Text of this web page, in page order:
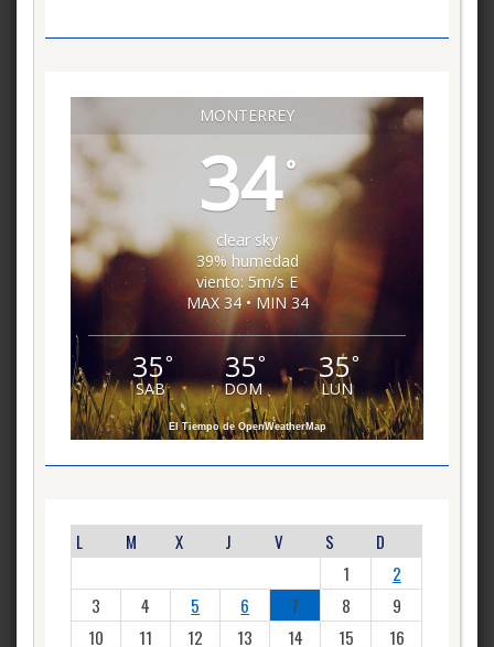
MONTERREY
34°
clear sky
39% humedad
viento: 5m/s E
MAX 34 • MIN 34
35°
SAB
35°
DOM
35°
LUN
El Tiempo de OpenWeatherMap
L M X J V S
D
1
2
3
4 5 6 7 8
9
10
11 12 13 14 15
16